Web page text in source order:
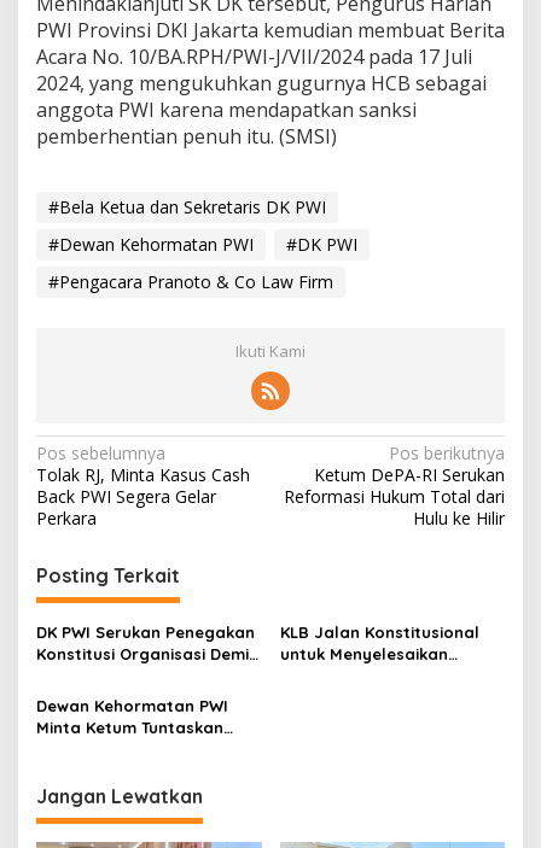
PWI Provinsi DKI Jakarta kemudian membuat Berita
Acara No. 10/BA.RPH/PWI-J/VII/2024 pada 17 Juli
2024, yang mengukuhkan gugurnya HCB sebagai
anggota PWI karena mendapatkan sanksi
pemberhentian penuh itu. (SMSI)
#Bela Ketua dan Sekretaris DK PWI
#Dewan Kehormatan PWI
#DK PWI
#Pengacara Pranoto & Co Law Firm
Ikuti Kami
N
a
v
i
g
a
s
i
p
s
Pos sebelumnya
Tolak RJ, Minta Kasus Cash
Back PWI Segera Gelar
Perkara
Pos berikutnya
Ketum DePA-RI Serukan
Reformasi Hukum Total dari
Hulu ke Hilir
Posting Terkait
DK PWI Serukan Penegakan
Konstitusi Organisasi Demi
Integritas
KLB Jalan Konstitusional
untuk Menyelesaikan
Dewan Kehormatan PWI
Minta Ketum Tuntaskan
Jangan Lewatkan